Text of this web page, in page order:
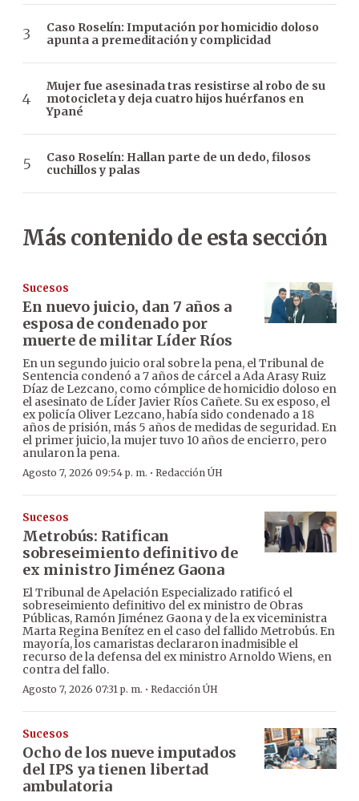
Caso Roselín: Imputación por homicidio doloso
apunta a premeditación y complicidad
Mujer fue asesinada tras resistirse al robo de su
motocicleta y deja cuatro hijos huérfanos en
Ypané
Caso Roselín: Hallan parte de un dedo, filosos
cuchillos y palas
Más contenido de esta sección
Sucesos
En nuevo juicio, dan 7 años a
esposa de condenado por
muerte de militar Líder Ríos
En un segundo juicio oral sobre la pena, el Tribunal de
Sentencia condenó a 7 años de cárcel a Ada Arasy Ruiz
Díaz de Lezcano, como cómplice de homicidio doloso en
el asesinato de Líder Javier Ríos Cañete. Su ex esposo, el
ex policía Oliver Lezcano, había sido condenado a 18
años de prisión, más 5 años de medidas de seguridad. En
el primer juicio, la mujer tuvo 10 años de encierro, pero
anularon la pena.
Agosto 7, 2026 09:54 p. m. · Redacción ÚH
Sucesos
Metrobús: Ratifican
sobreseimiento definitivo de
ex ministro Jiménez Gaona
El Tribunal de Apelación Especializado ratificó el
sobreseimiento definitivo del ex ministro de Obras
Públicas, Ramón Jiménez Gaona y de la ex viceministra
Marta Regina Benítez en el caso del fallido Metrobús. En
mayoría, los camaristas declararon inadmisible el
recurso de la defensa del ex ministro Arnoldo Wiens, en
contra del fallo.
Agosto 7, 2026 07:31 p. m. · Redacción ÚH
Sucesos
Ocho de los nueve imputados
del IPS ya tienen libertad
ambulatoria